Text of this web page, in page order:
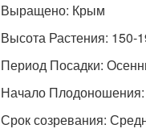
Выращено: Крым
Высота Растения: 150-
Период Посадки:
Начало Плодоношения:
Срок созревания: